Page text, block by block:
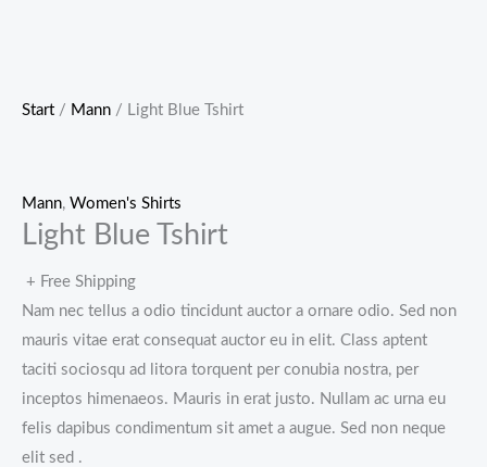
Start / Mann / Light Blue Tshirt
Mann, Women's Shirts
Light Blue Tshirt
+ Free Shipping
Nam nec tellus a odio tincidunt auctor a ornare odio. Sed non
mauris vitae erat consequat auctor eu in elit. Class aptent
taciti sociosqu ad litora torquent per conubia nostra, per
inceptos himenaeos. Mauris in erat justo. Nullam ac urna eu
felis dapibus condimentum sit amet a augue. Sed non neque
elit sed .